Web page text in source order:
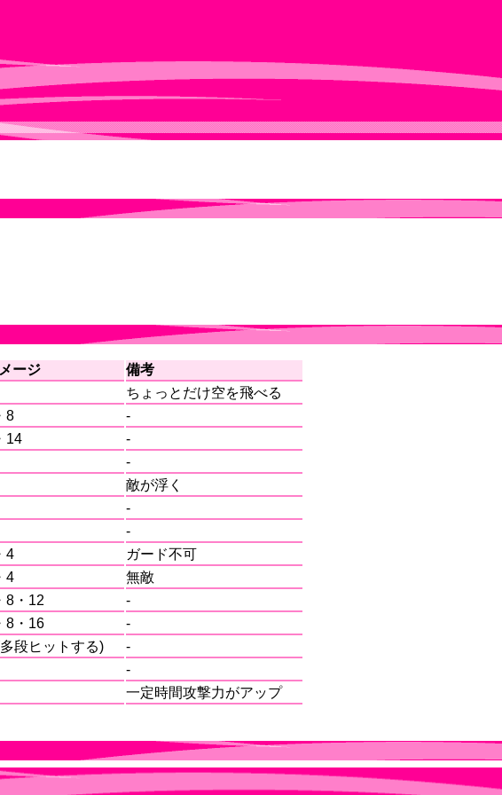
ージ
備考
ちょっとだけ空を飛べる
8
-
14
-
-
敵が浮く
-
-
4
ガード不可
4
無敵
8・12
-
8・16
-
段ヒットする)
-
-
一定時間攻撃力がアップ